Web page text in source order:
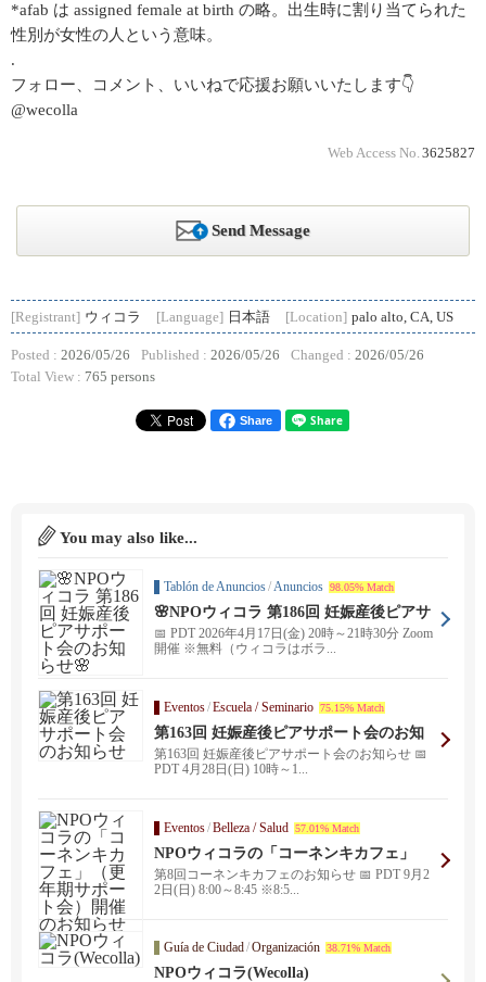
*afab は assigned female at birth の略。出生時に割り当てられた
性別が女性の人という意味。
.
フォロー、コメント、いいねで応援お願いいたします👇
@wecolla
Web Access No. 3625827
Send Message
[Registrant] ウィコラ [Language] 日本語 [Location] palo alto, CA, US
Posted : 2026/05/26 Published : 2026/05/26 Changed : 2026/05/26
Total View : 765 persons
Share
You may also like...
Tablón de Anuncios/Anuncios 98.05% Match
🌸NPOウィコラ 第186回 妊娠産後ピアサ
ポート会のお知らせ🌸
📅 PDT 2026年4月17日(金) 20時～21時30分 Zoom
開催 ※無料（ウィコラはボラ...
Eventos/Escuela / Seminario 75.15% Match
第163回 ︎︎︎︎︎妊娠産後ピアサポート会のお知
らせ
第163回 ︎︎︎︎︎妊娠産後ピアサポート会のお知らせ 📅
PDT 4月28日(日) 10時～1...
Eventos/Belleza / Salud 57.01% Match
NPOウィコラの「コーネンキカフェ」
（更年期サポート会）開催のお知らせ
第8回コーネンキカフェのお知らせ 📅 PDT 9月2
2日(日) 8︎:00～8:45 ※8:5...
Guía de Ciudad/Organización 38.71% Match
NPOウィコラ(Wecolla)